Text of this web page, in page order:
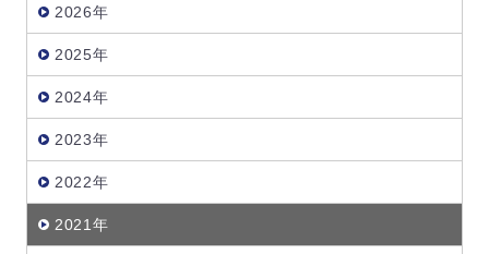
2026年
2025年
2024年
2023年
2022年
2021年